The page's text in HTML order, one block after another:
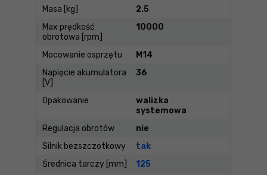
Masa [kg]
2.5
Max prędkość
obrotowa [rpm]
10000
Mocowanie osprzętu
M14
Napięcie akumulatora
[V]
36
Opakowanie
walizka
systemowa
Regulacja obrotów
nie
Silnik bezszczotkowy
tak
Średnica tarczy [mm]
125